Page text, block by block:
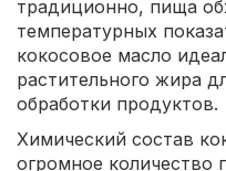
традиционно, пища
температурных
кокосовое масло
растительного жира
обработки продуктов.
Химический состав
огромное количество